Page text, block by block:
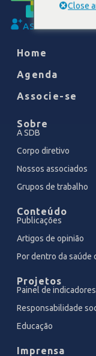
ASSOCIE-SE
Home
Agenda
Associe-se
Sobre
A SDB
Corpo diretivo
Nossos associados
Grupos de trabalho
Conteúdo
Publicações
Artigos de opinião
Por dentro da saúde
Projetos
Painel de indicadores
Responsabilidade
Educação
Imprensa
Close